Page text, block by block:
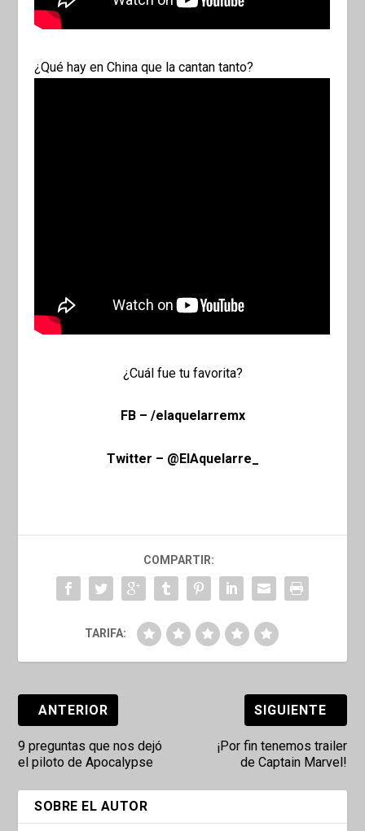
¿Qué hay en China que la cantan tanto?
¿Cuál fue tu favorita?
FB – /elaquelarremx
Twitter – @ElAquelarre_
COMPARTIR:
TARIFA:
ANTERIOR
9 preguntas que nos dejó
el piloto de Apocalypse
SIGUIENTE
¡Por fin tenemos trailer
de Captain Marvel!
SOBRE EL AUTOR